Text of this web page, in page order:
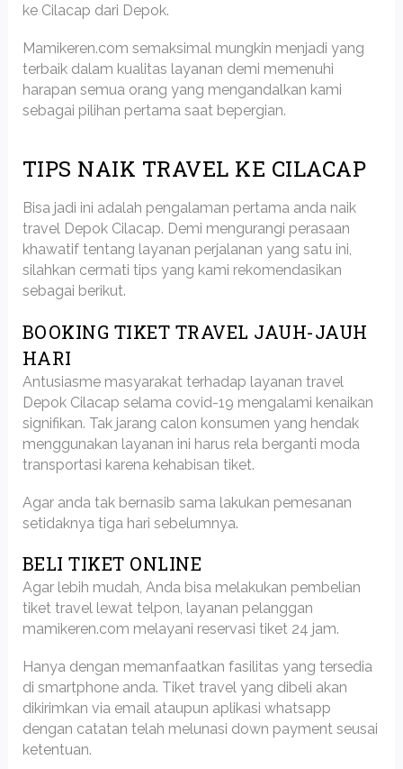
ke Cilacap dari Depok.
Mamikeren.com semaksimal mungkin menjadi yang
terbaik dalam kualitas layanan demi memenuhi
harapan semua orang yang mengandalkan kami
sebagai pilihan pertama saat bepergian.
TIPS NAIK TRAVEL KE CILACAP
Bisa jadi ini adalah pengalaman pertama anda naik
travel Depok Cilacap. Demi mengurangi perasaan
khawatif tentang layanan perjalanan yang satu ini,
silahkan cermati tips yang kami rekomendasikan
sebagai berikut.
BOOKING TIKET TRAVEL JAUH-JAUH
HARI
Antusiasme masyarakat terhadap layanan travel
Depok Cilacap selama covid-19 mengalami kenaikan
signifikan. Tak jarang calon konsumen yang hendak
menggunakan layanan ini harus rela berganti moda
transportasi karena kehabisan tiket.
Agar anda tak bernasib sama lakukan pemesanan
setidaknya tiga hari sebelumnya.
BELI TIKET ONLINE
Agar lebih mudah, Anda bisa melakukan pembelian
tiket travel lewat telpon, layanan pelanggan
mamikeren.com melayani reservasi tiket 24 jam.
Hanya dengan memanfaatkan fasilitas yang tersedia
di smartphone anda. Tiket travel yang dibeli akan
dikirimkan via email ataupun aplikasi whatsapp
dengan catatan telah melunasi down payment seusai
ketentuan.